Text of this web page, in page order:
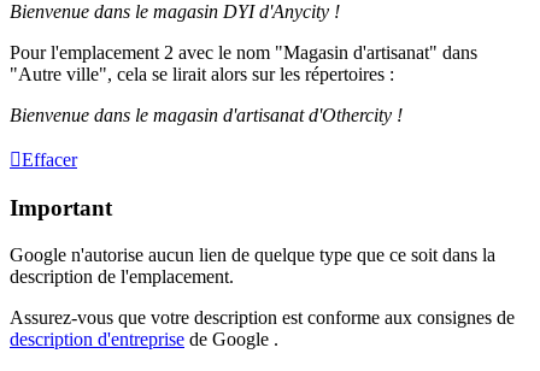
Bienvenue dans le magasin DYI d'Anycity !
Pour l'emplacement 2 avec le nom "Magasin d'artisanat" dans
"Autre ville", cela se lirait alors sur les répertoires :
Bienvenue dans le magasin d'artisanat d'Othercity !
Effacer
Important
Google n'autorise aucun lien de quelque type que ce soit dans la
description de l'emplacement.
Assurez-vous que votre description est conforme aux consignes de
description d'entreprise de Google .